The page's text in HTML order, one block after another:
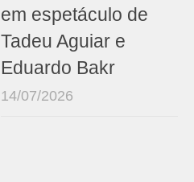
em espetáculo de
Tadeu Aguiar e
Eduardo Bakr
14/07/2026